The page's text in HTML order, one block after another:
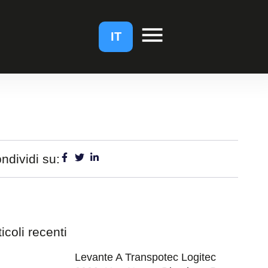
IT
EN
FR
su:
recenti
Levante A Transpotec Logitec